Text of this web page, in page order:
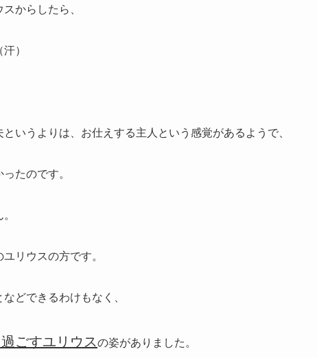
からしたら、
）
いうよりは、お仕えする主人という感覚があるようで、
たのです。
リウスの方です。
どできるわけもなく、
ごすユリウスの姿がありました。